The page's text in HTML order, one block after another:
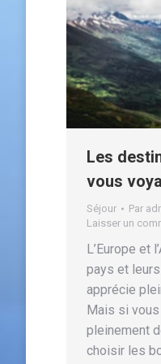
Les
vous
Séjour Par
Laisser un
L’Europe et
pays et
apprécie
Mais si
pleinement
choisir les